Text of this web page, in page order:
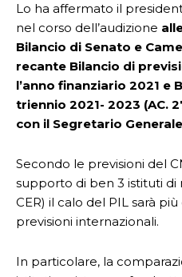
Lo ha affermato il
nel corso dell’audizione
Bilancio di Senato e
recante Bilancio di
l’anno finanziario 2021 e
triennio 2021- 2023 (AC.
con il Segretario
Secondo le previsioni del
supporto di ben 3 istituti di
CER) il calo del PIL sarà
previsioni internazionali.
In particolare, la